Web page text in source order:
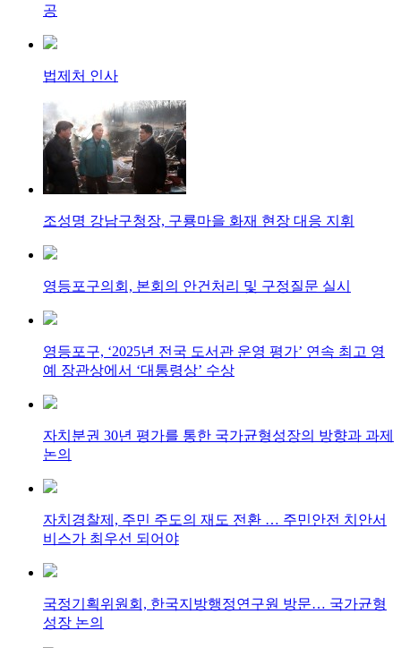
공
법제처 인사
조성명 강남구청장, 구룡마을 화재 현장 대응 지휘
영등포구의회, 본회의 안건처리 및 구정질문 실시
영등포구, ‘2025년 전국 도서관 운영 평가’ 연속 최고 영
예 장관상에서 ‘대통령상’ 수상
자치분권 30년 평가를 통한 국가균형성장의 방향과 과제
논의
자치경찰제, 주민 주도의 재도 전환 … 주민안전 치안서
비스가 최우선 되어야
국정기획위원회, 한국지방행정연구원 방문… 국가균형
성장 논의